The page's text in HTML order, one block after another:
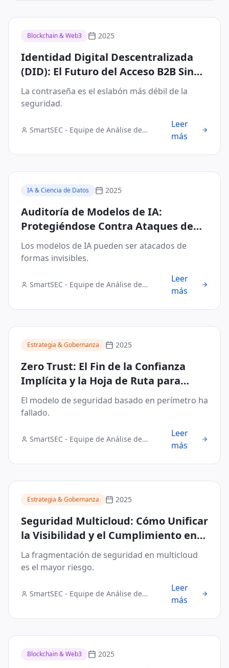
Blockchain & Web3 2025
Identidad Digital Descentralizada
(DID): El Futuro del Acceso B2B Sin
Contraseñas
La contraseña es el eslabón más débil de la
seguridad.
SmartSEC - Equipe de Análise de
Leer
más
IA & Ciencia de Datos 2025
Auditoría de Modelos de IA:
Protegiéndose Contra Ataques de
Evasión y Envenenamiento de Datos
Los modelos de IA pueden ser atacados de
formas invisibles.
SmartSEC - Equipe de Análise de
Leer
más
Estrategia & Gobernanza 2025
Zero Trust: El Fin de la Confianza
Implícita y la Hoja de Ruta para
Proteger el Acceso Híbrido
El modelo de seguridad basado en perímetro ha
fallado.
SmartSEC - Equipe de Análise de
Leer
más
Estrategia & Gobernanza 2025
Seguridad Multicloud: Cómo Unificar
la Visibilidad y el Cumplimiento en
Entornos Híbridos
La fragmentación de seguridad en multicloud
es el mayor riesgo.
SmartSEC - Equipe de Análise de
Leer
más
Blockchain & Web3 2025